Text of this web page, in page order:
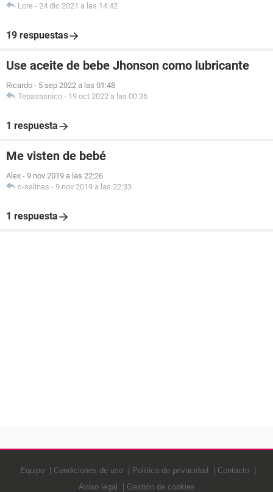
Lore - 24 dic 2021 a las 14:42
19 respuestas
Use aceite de bebe Jhonson como lubricante
Ricardo - 5 sep 2022 a las 01:48
Tepasasnico - 19 oct 2022 a las 00:36
1 respuesta
Me visten de bebé
Alex - 9 nov 2019 a las 22:26
c-salinas - 9 nov 2019 a las 22:33
1 respuesta
Equipo Condiciones de uso Política de privacidad
Contacto
Aviso legal
Gestión de cookies